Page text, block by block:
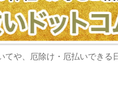
てや、厄除け・厄払いできる